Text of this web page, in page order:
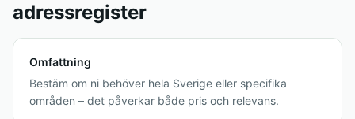
adressregister
Omfattning
Bestäm om ni behöver hela Sverige eller specifika
områden – det påverkar både pris och relevans.